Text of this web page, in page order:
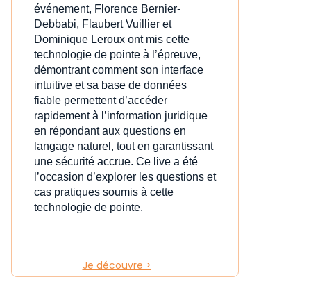
événement, Florence Bernier-
Debbabi, Flaubert Vuillier et
Dominique Leroux ont mis cette
technologie de pointe à l’épreuve,
démontrant comment son interface
intuitive et sa base de données
fiable permettent d’accéder
rapidement à l’information juridique
en répondant aux questions en
langage naturel, tout en garantissant
une sécurité accrue. Ce live a été
l’occasion d’explorer les questions et
cas pratiques soumis à cette
technologie de pointe.
Je découvre >